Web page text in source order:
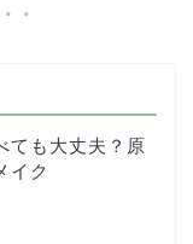
ても大丈夫？原
イク